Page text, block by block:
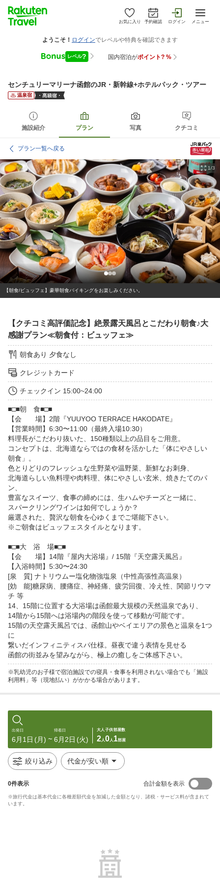
お気に入り 予約確認 ログイン メニュー
センチュリーマリーナ函館のJR・新幹線+ホテルパック・ツアー
温泉宿
施設紹介 プラン 写真 クチコミ
プラン一覧へ戻る
1/3
【朝食/ビュッフェ】豪華朝食バイキングをお楽しみください。
【クチコミ高評価記念】絶景露天風呂とこだわり朝食♪大
感謝プラン≪朝食付：ビュッフェ≫
朝食あり 夕食なし
クレジットカード
チェックイン 15:00~24:00
■□■朝　食■□■
【会　　場】2階『YUUYOO TERRACE HAKODATE』
【営業時間】6:30〜11:00（最終入場10:30）
料理長がこだわり抜いた、150種類以上の品目をご用意。
コンセプトは、北海道ならではの食材を活かした「体にやさしい
朝食」。
色とりどりのフレッシュな生野菜や温野菜、新鮮なお刺身、
北海道らしい魚料理や肉料理、体にやさしい玄米、焼きたてのパ
ン、
豊富なスイーツ、食事の締めには、生ハムやチーズと一緒に、
スパークリングワインは如何でしょうか？
厳選された、贅沢な朝食を心ゆくまでご堪能下さい。
※ご朝食はビュッフェスタイルとなります。
■□■大　浴　場■□■
【会　　場】14階『屋内大浴場』/ 15階『天空露天風呂』
【入浴時間】5:30〜24:30
[泉　質] ナトリウムー塩化物強塩泉（中性高張性高温泉）
[効　能]糖尿病、腰痛症、神経痛、疲労回復、冷え性、関節リウマ
チ 等
14、15階に位置する大浴場は函館最大規模の天然温泉であり、
14階から15階へは浴場内の階段を使って移動が可能です。
15階の天空露天風呂では、函館山やベイエリアの景色と温泉を1つ
に
繋いだインフィニティスパ仕様。昼夜で違う表情を見せる
※乳幼児のお子様で宿泊施設での寝具・食事を利用されない場合でも「施設
利用料」等（現地払い）がかかる場合があります。
出発日
6月1日 (月) 〜
帰着日
6月2日 (火)
大人
2人
子供
0人
部屋数
1部屋
絞り込み 代金が安い順
0件表示 合計金額を表示
※旅行代金は基本代金に各種差額代金を加減した金額となり、諸税・サービス料が含まれて
います。